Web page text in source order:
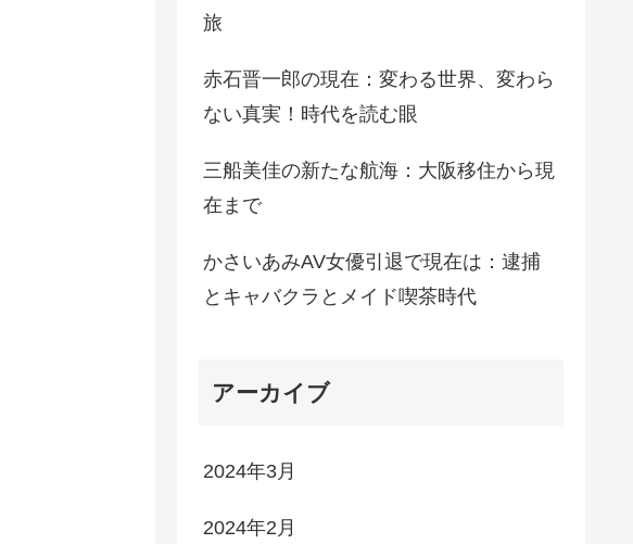
旅
赤石晋一郎の現在：変わる世界、変わら
ない真実！時代を読む眼
三船美佳の新たな航海：大阪移住から現
在まで
かさいあみAV女優引退で現在は：逮捕
とキャバクラとメイド喫茶時代
アーカイブ
2024年3月
2024年2月